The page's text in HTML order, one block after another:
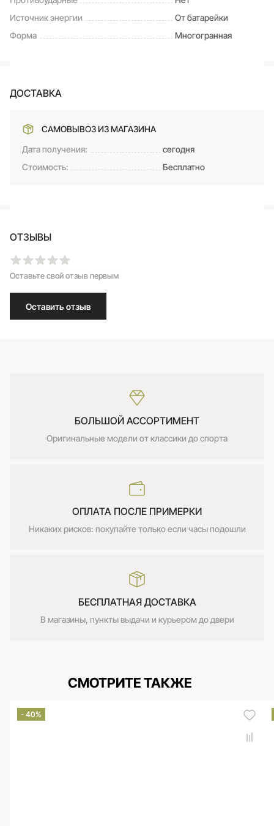
Источник энергии
От батарейки
Форма
Многогранная
ДОСТАВКА
САМОВЫВОЗ ИЗ МАГАЗИНА
Дата получения:
сегодня
Стоимость:
Бесплатно
ОТЗЫВЫ
Оставьте свой отзыв первым
Оставить отзыв
БОЛЬШОЙ АССОРТИМЕНТ
Оригинальные модели от классики до спорта
ОПЛАТА ПОСЛЕ ПРИМЕРКИ
Никаких рисков: покупайте только если часы подошли
БЕСПЛАТНАЯ ДОСТАВКА
В магазины, пункты выдачи и курьером до двери
СМОТРИТЕ ТАКЖЕ
- 40%